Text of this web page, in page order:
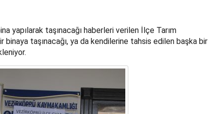
yapılarak taşınacağı haberleri verilen İlçe Tarım
binaya taşınacağı, ya da kendilerine tahsis edilen başka bir